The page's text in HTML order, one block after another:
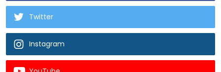
Twitter
Instagram